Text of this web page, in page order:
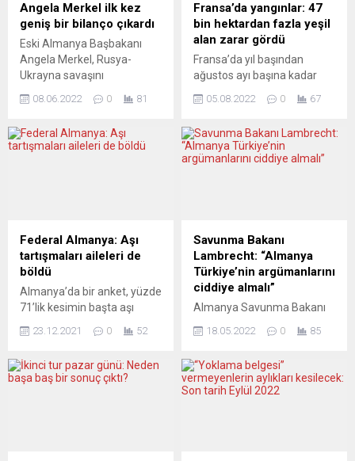
Angela Merkel ilk kez
geniş bir bilanço çıkardı
Eski Almanya Başbakanı
Angela Merkel, Rusya-
Ukrayna savaşını
bir güvenlik mimarisi
olunamadığını söyledi.
Angela Merkel, “Berliner
Olaf Scholz’a devrettikten
sonra ilk kez kamuoyu
önünde gündeme ilişkin
Rusya ile Ukrayna savaşı,
Rusya...
08.06.2022 0 81
Fransa’da yangınlar: 47
bin hektardan fazla yeşil
alan zarar gördü
Fransa’da yıl başından
ağustos ayı başına kadar
286 hektar yeşil alanın
gazetesinin, Avrupa
Birliği’nin (AB) yeryüzü
yıl başından bu yana
Fransa’da 47 bin 286 hektar
yeşil alan zarar gördü.
Haberde, bunun Paris’in...
05.08.2022 0 67
Federal Almanya: Aşı
tartışmaları aileleri de
böldü
Almanya’da bir anket, yüzde
71’lik kesimin başta aşı
korona konusunda tartışma
Psikologlar Noel dönemi
öncesinde hoşgörü ve saygı
23.12.2021 0 52
Savunma Bakanı
Lambrecht: “Almanya
Türkiye’nin argümanlarını
ciddiye almalı”
Almanya Savunma Bakanı
Finlandiya ve İsveç’in olası
Türkiye’nin endişelerinin ve
argümanlarının ciddiye
18.05.2022 0 85